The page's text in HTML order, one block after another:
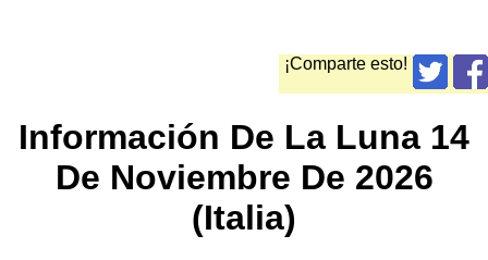
¡Comparte esto!
Información De La Luna 14
De Noviembre De 2026
(Italia)